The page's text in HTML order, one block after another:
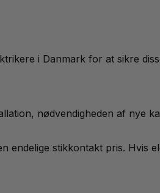
i Danmark for at sikre
nødvendigheden af nye
endelige stikkontakt pris.